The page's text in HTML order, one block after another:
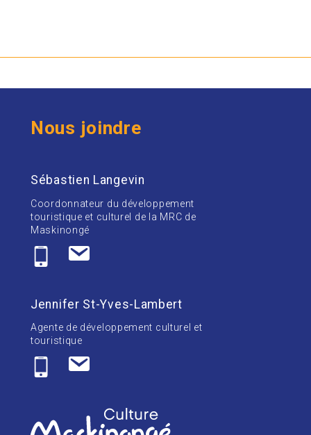
Nous joindre
Sébastien Langevin
Coordonnateur du développement
touristique et culturel de la MRC de
Maskinongé
Jennifer St-Yves-Lambert
Agente de développement culturel et
touristique